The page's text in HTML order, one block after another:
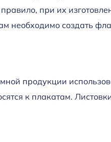
при их
необходимо создать
продукции
к плакатам.